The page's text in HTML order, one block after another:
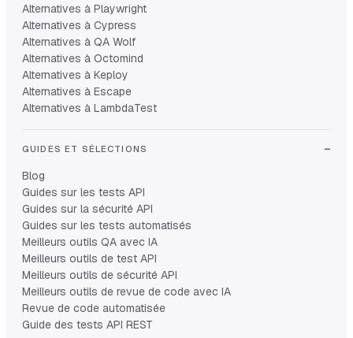
Alternatives à Playwright
Alternatives à Cypress
Alternatives à QA Wolf
Alternatives à Octomind
Alternatives à Keploy
Alternatives à Escape
Alternatives à LambdaTest
GUIDES ET SÉLECTIONS
Blog
Guides sur les tests API
Guides sur la sécurité API
Guides sur les tests automatisés
Meilleurs outils QA avec IA
Meilleurs outils de test API
Meilleurs outils de sécurité API
Meilleurs outils de revue de code avec IA
Revue de code automatisée
Guide des tests API REST